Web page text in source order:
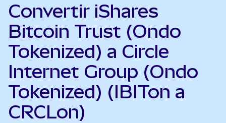
Convertir iShares
Bitcoin Trust (Ondo
Tokenized) a Circle
Internet Group (Ondo
Tokenized) (IBITon a
CRCLon)